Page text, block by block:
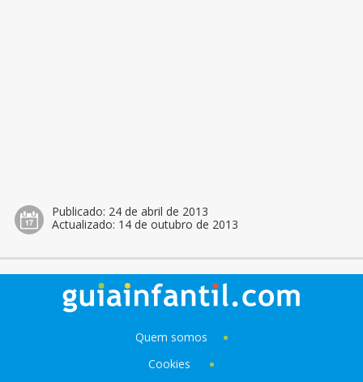
Publicado: 24 de abril de 2013
Actualizado: 14 de outubro de 2013
Quem somos
Cookies